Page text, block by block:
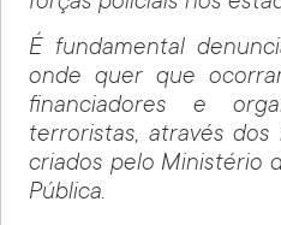
É fundamental
onde quer que
financiadores e
terroristas, através dos
criados pelo Ministério
Pública.